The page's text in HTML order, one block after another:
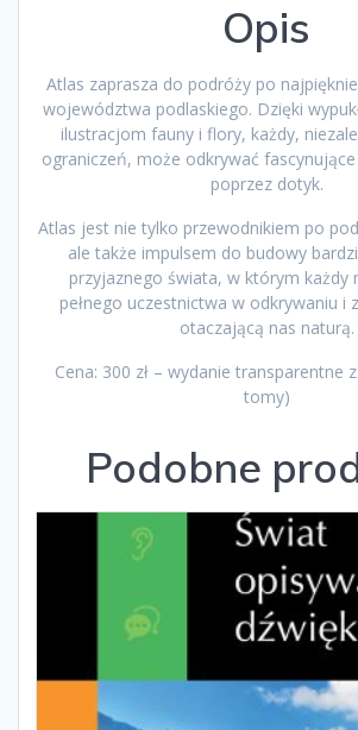
redakcjąOpis
Atlas zaprasza do podróży po
województwa podlaskiego. Dzięki
ilustracjom fauny i flory, każdy,
ograniczeń, może odkrywać
poprzez dotyk.
Atlas jest nie tylko przewodnikiem po
ale także impulsem do budowy
przyjaznego świata, w którym każdy
pełnego uczestnictwa w odkrywaniu i
otaczającą nas naturą.
Cena: 300 zł – wydanie transparentne
tomy)
Podobne